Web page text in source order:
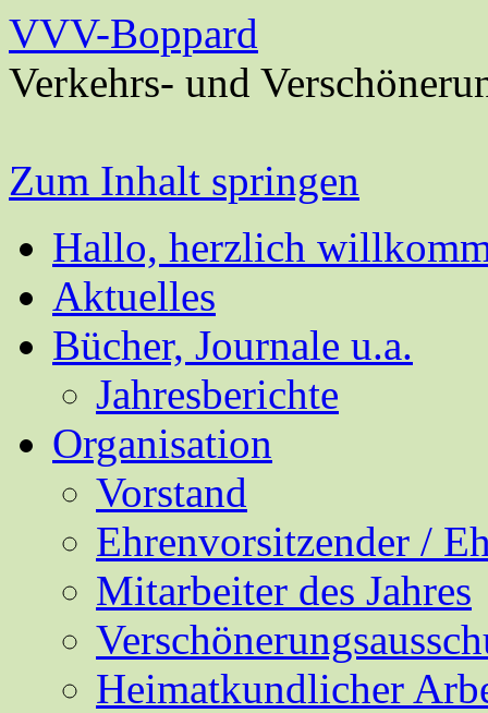
VVV-Boppard
Verkehrs- und
Zum Inhalt springen
Hallo, herzlich
Aktuelles
Bücher, Journale u.a.
Jahresberichte
Organisation
Vorstand
Ehrenvorsitzender /
Mitarbeiter des Jahres
Heimatkundlicher